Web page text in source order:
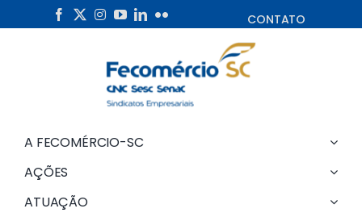
to
CONTATO
A FECOMÉRCIO-SC
AÇÕES
ATUAÇÃO